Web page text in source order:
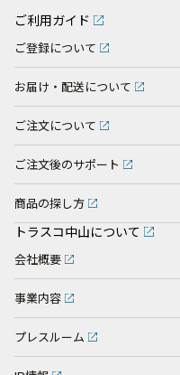
ご利用ガイド
ご登録について
お届け・配送について
ご注文について
ご注文後のサポート
商品の探し方
トラスコ中山について
会社概要
事業内容
プレスルーム